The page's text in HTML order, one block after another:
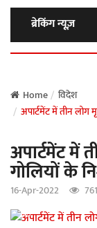
ब्रेकिंग न्यूज़
Home
विदेश
अपार्टमेंट में तीन लोग
अपार्टमेंट में
गोलियों के
16-Apr-2022 761